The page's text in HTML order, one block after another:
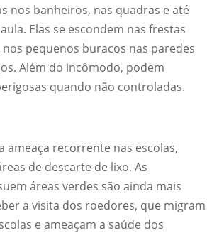
nos banheiros, nas quadras e até
Elas se escondem nas frestas
pequenos buracos nas paredes
Além do incômodo, podem
quando não controladas.
ameaça recorrente nas escolas,
de descarte de lixo. As
áreas verdes são ainda mais
a visita dos roedores, que migram
e ameaçam a saúde dos